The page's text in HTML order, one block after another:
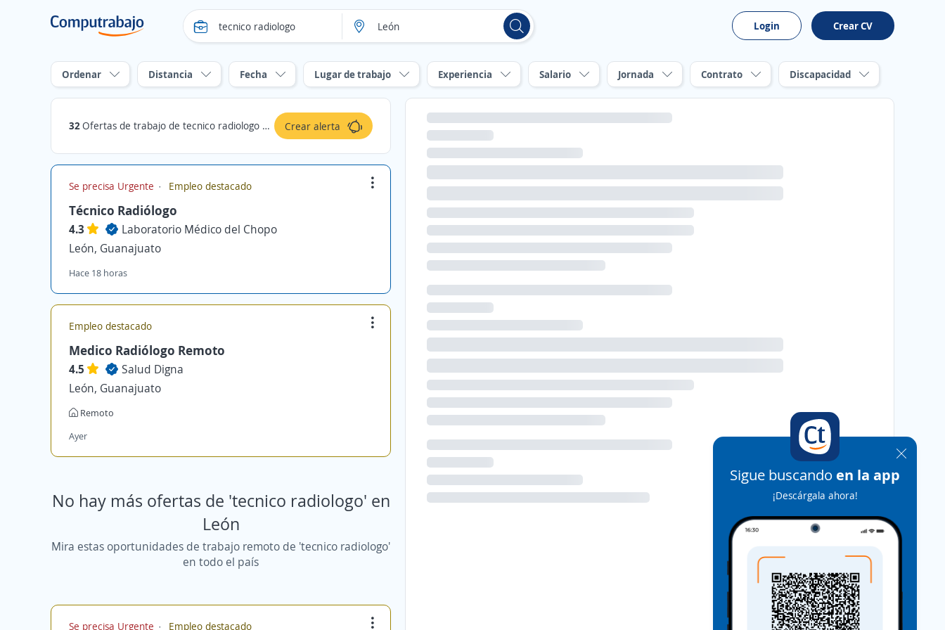
Login Crear CV
Ordenar Distancia Fecha Lugar de trabajo Experiencia Salario Jornada Contrato Discapacidad
32Ofertas de trabajo de tecnico radiologo en León, Guanajuato Crear alerta
Se precisa Urgente Empleo destacado
Técnico Radiólogo
4.3
Laboratorio Médico del Chopo
León, Guanajuato
Hace 18 horas
Empleo destacado
Medico Radiólogo Remoto
4.5
Salud Digna
León, Guanajuato
Remoto
Ayer
No hay más ofertas de 'tecnico radiologo' en
León
Mira estas oportunidades de trabajo remoto de 'tecnico radiologo'
en todo el país
Se precisa Urgente Empleo destacado
Sigue buscando en la app
¡Descárgala ahora!